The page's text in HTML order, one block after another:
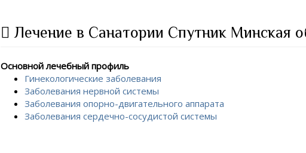
Лечение в Санатории Спутник Минская
Основной лечебный профиль
Гинекологические заболевания
Заболевания нервной системы
Заболевания опорно-двигательного аппарата
Заболевания сердечно-сосудистой системы